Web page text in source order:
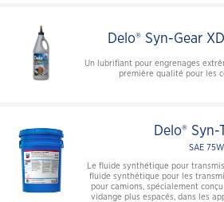
Delo® Syn-Gear
Un lubrifiant pour engrenages
première qualité pour les
Delo® Syn-
SAE
Le fluide synthétique pour
fluide synthétique pour les
pour camions, spécialement
vidange plus espacés, dans les